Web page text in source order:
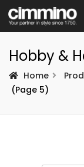
Hobby &
Home
(Page 5)